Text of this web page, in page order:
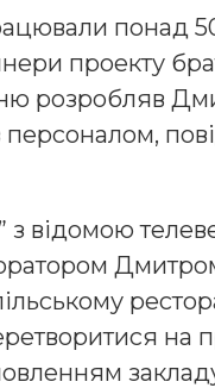
понад
проекту
розробляв
з відомою
на